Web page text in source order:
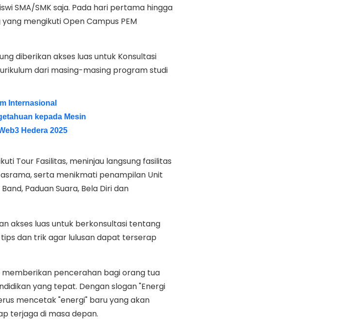
SMA/SMK saja. Pada hari pertama hingga
mengikuti Open Campus PEM
diberikan akses luas untuk Konsultasi
dari masing-masing program studi
Internasional
kepada Mesin
Hedera 2025
Tour Fasilitas, meninjau langsung fasilitas
serta menikmati penampilan Unit
Paduan Suara, Bela Diri dan
akses luas untuk berkonsultasi tentang
dan trik agar lulusan dapat terserap
pencerahan bagi orang tua
yang tepat. Dengan slogan "Energi
mencetak "energi" baru yang akan
terjaga di masa depan.